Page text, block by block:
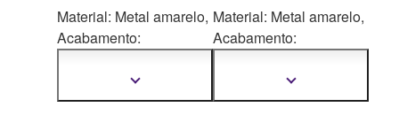
Material: Metal amarelo,
Acabamento:
transparenteMostrar
Material: Metal amarelo,
Acabamento:
transparenteMostrar